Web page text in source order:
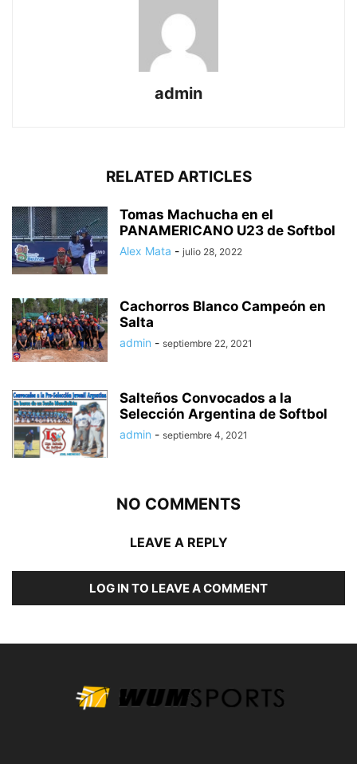
admin
RELATED ARTICLES
Tomas Machucha en el
PANAMERICANO U23 de Softbol
Alex Mata - julio 28, 2022
Cachorros Blanco Campeón en
Salta
admin - septiembre 22, 2021
Salteños Convocados a la
Selección Argentina de Softbol
admin - septiembre 4, 2021
NO COMMENTS
LEAVE A REPLY
LOG IN TO LEAVE A COMMENT